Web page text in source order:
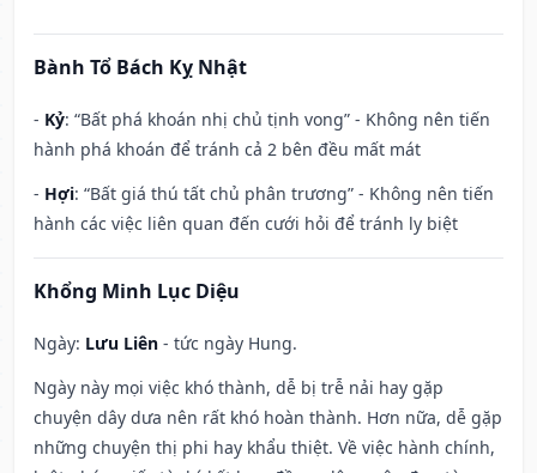
Bành Tổ Bách Kỵ Nhật
- Kỷ: “Bất phá khoán nhị chủ tịnh vong” - Không nên tiến
hành phá khoán để tránh cả 2 bên đều mất mát
- Hợi: “Bất giá thú tất chủ phân trương” - Không nên tiến
hành các việc liên quan đến cưới hỏi để tránh ly biệt
Khổng Minh Lục Diệu
Ngày: Lưu Liên - tức ngày Hung.
Ngày này mọi việc khó thành, dễ bị trễ nải hay gặp
chuyện dây dưa nên rất khó hoàn thành. Hơn nữa, dễ gặp
những chuyện thị phi hay khẩu thiệt. Về việc hành chính,